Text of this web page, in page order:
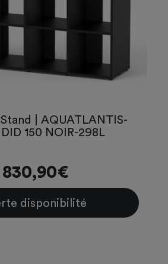
| AQUATLANTIS-
150 NOIR-298L
830,90€
disponibilité